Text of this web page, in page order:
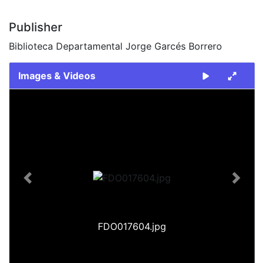
Publisher
Biblioteca Departamental Jorge Garcés Borrero
Images & Videos
FDO017604.jpg
Previous Next